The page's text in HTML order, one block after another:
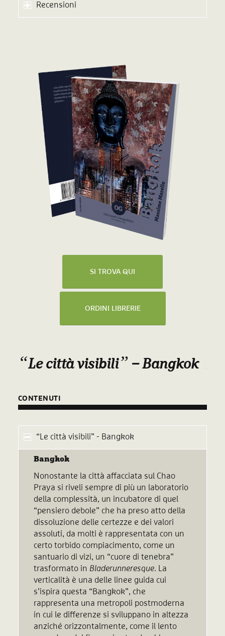
Recensioni
SI TROVA QUI
ORDINI LIBRERIE
“Le città visibili” – Bangkok
CONTENUTI
“Le città visibili” - Bangkok
Bangkok
Nonostante la città affacciata sul Chao
Praya si riveli sempre di più un laboratorio
della complessità, un incubatore di quel
“pensiero debole” che ha preso atto della
dissoluzione delle certezze e dei valori
assoluti, da molti è rappresentata con un
certo torbido compiacimento, come un
santuario di vizi, un “cuore di tenebra”
trasformato in Bladerunneresque. La
verticalità è una delle linee guida cui
s’ispira questa “Bangkok”, che
rappresenta una metropoli postmoderna
in cui le differenze si sviluppano in altezza
anziché orizzontalmente, come il lento